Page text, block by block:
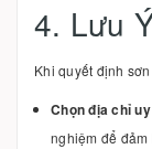
4. Lưu
Khi quyết định
Chọn địa chỉ
nghiệm để đảm